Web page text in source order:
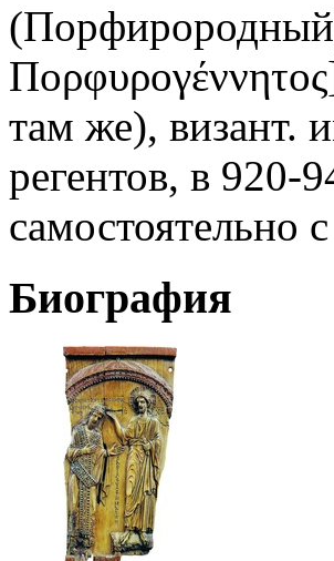
там же), визант.
регентов, в 920-
самостоятельно
Биография